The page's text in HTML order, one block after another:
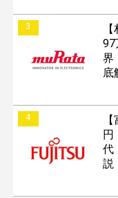
3
97
界
底
4
円
代
説